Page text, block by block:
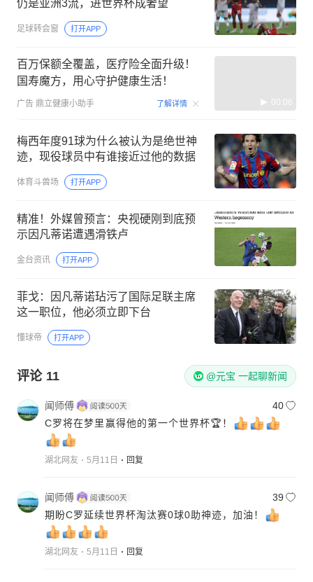
仍是亚洲3流，进世界杯成奢望
足球转会窗 打开APP
百万保额全覆盖，医疗险全面升级！
国寿魔方，用心守护健康生活！
广告 鼎立健康小助手 了解详情 00:06
梅西年度91球为什么被认为是绝世神
迹，现役球员中有谁接近过他的数据
体育斗兽场 打开APP
精准！外媒曾预言：央视硬刚到底预
示因凡蒂诺遭遇滑铁卢
金台资讯 打开APP
菲戈：因凡蒂诺玷污了国际足联主席
这一职位，他必须立即下台
懂球帝 打开APP
评论 11 @元宝 一起聊新闻
闻师傅
40
C罗将在梦里赢得他的第一个世界杯🏆！
湖北网友 5月11日 回复
闻师傅
39
期盼C罗延续世界杯淘汰赛0球0助神迹，加油！
湖北网友 5月11日 回复